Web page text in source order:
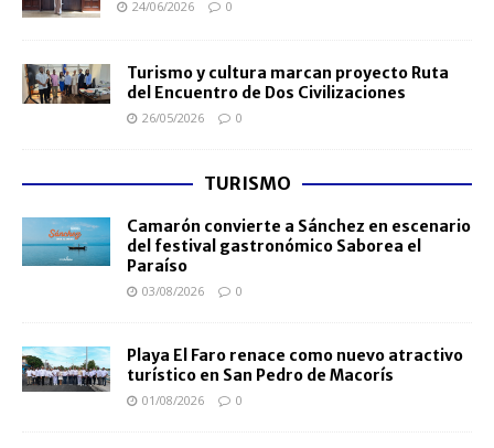
24/06/2026 0
Turismo y cultura marcan proyecto Ruta
del Encuentro de Dos Civilizaciones
26/05/2026 0
TURISMO
Camarón convierte a Sánchez en escenario
del festival gastronómico Saborea el
Paraíso
03/08/2026 0
Playa El Faro renace como nuevo atractivo
turístico en San Pedro de Macorís
01/08/2026 0